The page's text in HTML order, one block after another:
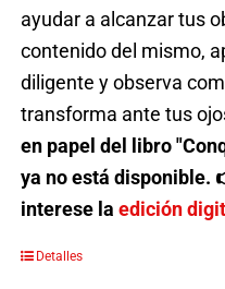
ayudar a alcanzar tus
contenido del mismo,
diligente y observa
transforma ante tus
en papel del libro
ya no está disponible.
interese la edición
Detalles